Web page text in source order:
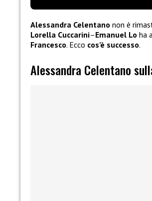
Alessandra Celentano non è
Lorella Cuccarini–Emanuel Lo ha
Francesco. Ecco cos’è successo.
Alessandra Celentano